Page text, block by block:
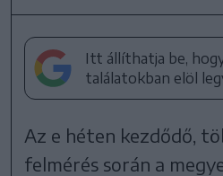
Itt állíthatja be,
találatokban elöl
Az e héten kezdődő,
felmérés során a